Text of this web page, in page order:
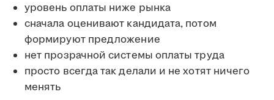
уровень оплаты ниже рынка
сначала оценивают кандидата, потом
формируют предложение
нет прозрачной системы оплаты труда
просто всегда так делали и не хотят ничего
менять